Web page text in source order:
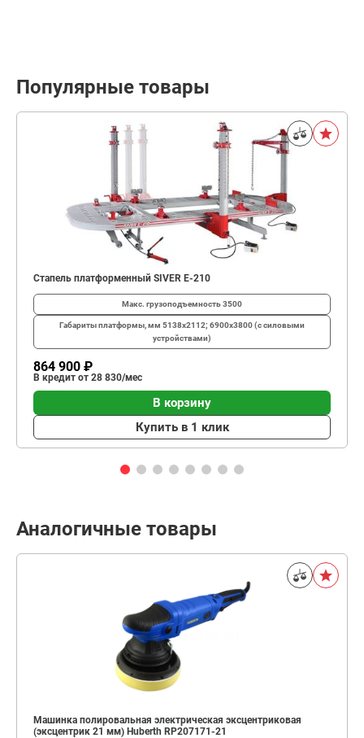
Популярные товары
Стапель платформенный SIVER E-210
Макс. грузоподъемность3500
Габариты платформы, мм 5138х2112; 6900х3800 (с силовыми
устройствами)
864 900 ₽
В кредит от 28 830/мес
В корзину
Купить в 1 клик
Аналогичные товары
Машинка полировальная электрическая эксцентриковая
(эксцентрик 21 мм) Huberth RP207171-21